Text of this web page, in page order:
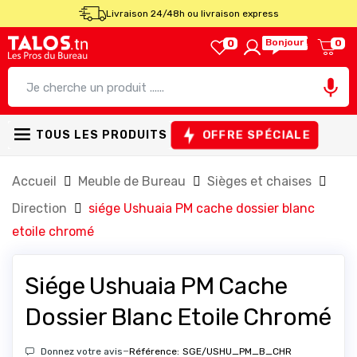
Livraison 24/48h ou livraison express
0 Bonjour ! 0

TOUS LES PRODUITS OFFRE SPÉCIALE
Accueil Meuble de Bureau
Sièges et chaises
Direction
siége Ushuaia PM cache dossier blanc
etoile chromé
Siége Ushuaia PM Cache
Dossier Blanc Etoile Chromé
Donnez votre avis-Référence: SGE/USHU_PM_B_CHR